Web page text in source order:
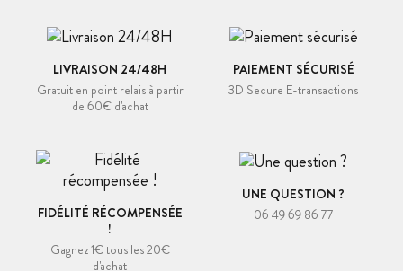
LIVRAISON 24/48H
Gratuit en point relais à partir
de 60€ d'achat
PAIEMENT SÉCURISÉ
3D Secure E-transactions
FIDÉLITÉ RÉCOMPENSÉE
!
Gagnez 1€ tous les 20€
d'achat
UNE QUESTION ?
06 49 69 86 77